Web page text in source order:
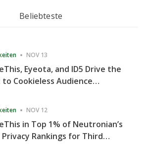
Beliebteste
NOV 13
Eyeota, and ID5 Drive the
Cookieless Audience
NOV 12
in Top 1% of Neutronian’s
Privacy Rankings for Third